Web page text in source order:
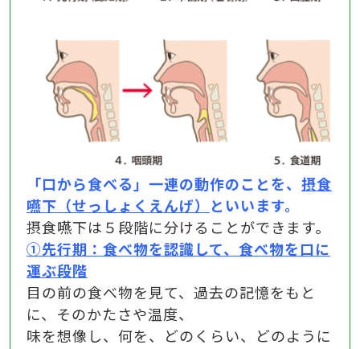
「口から食べる」一連の動作のことを、 摂食
嚥下（せっしょくえんげ）
といいます。
摂食嚥下は５段階に分けることができます。
①先行期：食べ物を認識して、食べ物を口に
運ぶ段階
目の前の食べ物を見て、過去の記憶をもと
に、そのかたさや温度、
味を想像し、何を、どのくらい、どのように